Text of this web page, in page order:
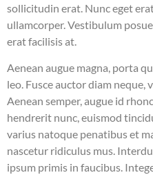
sollicitudin erat. Nunc eget
ullamcorper. Vestibulum
erat facilisis at.
Aenean augue magna, porta
leo. Fusce auctor diam neque,
Aenean semper, augue id
hendrerit nunc, euismod
varius natoque penatibus et
nascetur ridiculus mus.
ipsum primis in faucibus.